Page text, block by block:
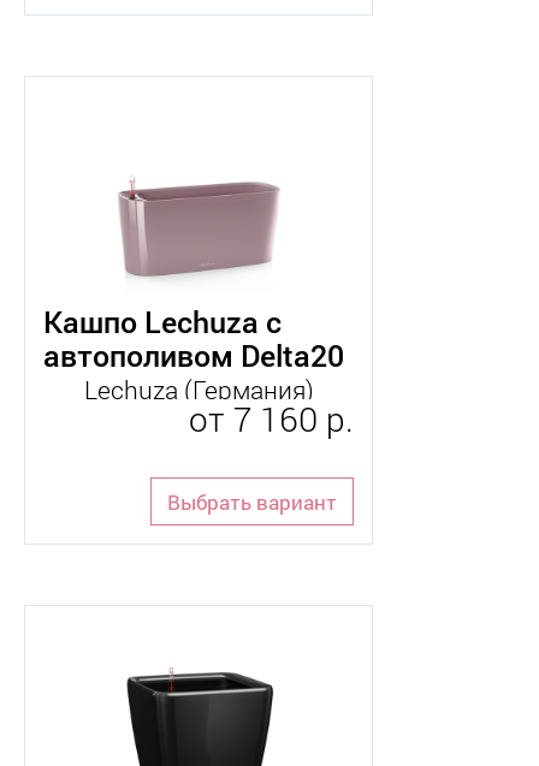
Кашпо Lechuza с
автополивом Delta20
Lechuza (Германия)
от 7 160 р.
Выбрать вариант